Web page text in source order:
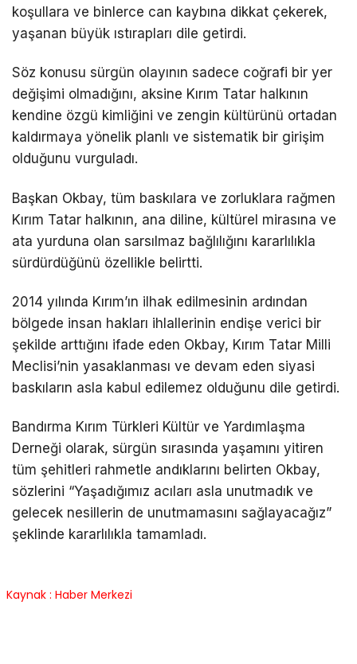
koşullara ve binlerce can kaybına dikkat çekerek,
yaşanan büyük ıstırapları dile getirdi.
Söz konusu sürgün olayının sadece coğrafi bir yer
değişimi olmadığını, aksine Kırım Tatar halkının
kendine özgü kimliğini ve zengin kültürünü ortadan
kaldırmaya yönelik planlı ve sistematik bir girişim
olduğunu vurguladı.
Başkan Okbay, tüm baskılara ve zorluklara rağmen
Kırım Tatar halkının, ana diline, kültürel mirasına ve
ata yurduna olan sarsılmaz bağlılığını kararlılıkla
sürdürdüğünü özellikle belirtti.
2014 yılında Kırım’ın ilhak edilmesinin ardından
bölgede insan hakları ihlallerinin endişe verici bir
şekilde arttığını ifade eden Okbay, Kırım Tatar Milli
Meclisi’nin yasaklanması ve devam eden siyasi
baskıların asla kabul edilemez olduğunu dile getirdi.
Bandırma Kırım Türkleri Kültür ve Yardımlaşma
Derneği olarak, sürgün sırasında yaşamını yitiren
tüm şehitleri rahmetle andıklarını belirten Okbay,
sözlerini “Yaşadığımız acıları asla unutmadık ve
gelecek nesillerin de unutmamasını sağlayacağız”
şeklinde kararlılıkla tamamladı.
Kaynak : Haber Merkezi